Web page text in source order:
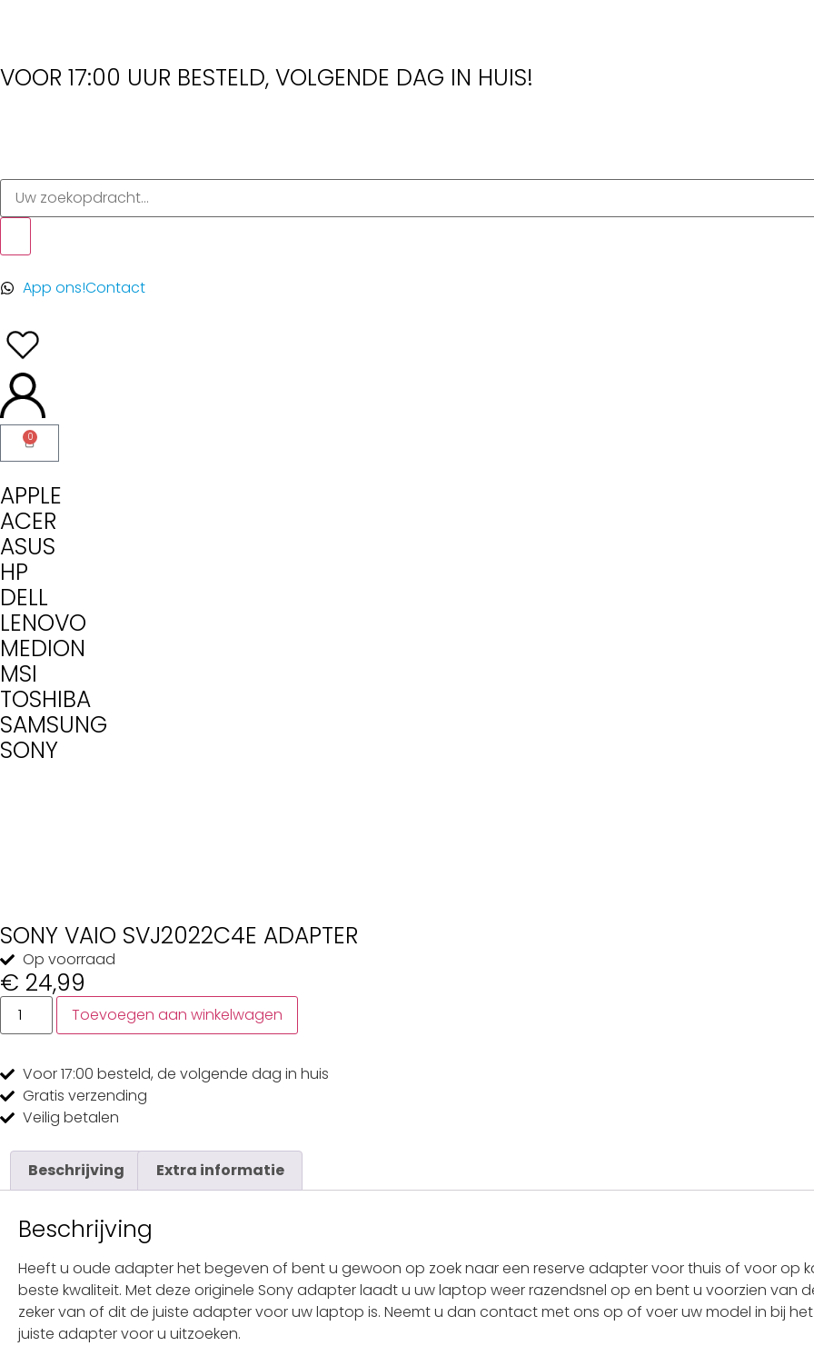
VOOR 17:00 UUR BESTELD, VOLGENDE DAG IN HUIS!
App ons!Contact
0
APPLE
ACER
ASUS
HP
DELL
LENOVO
MEDION
MSI
TOSHIBA
SAMSUNG
SONY
SONY VAIO SVJ2022C4E ADAPTER
Op voorraad
€ 24,99
Toevoegen aan winkelwagen
Voor 17:00 besteld, de volgende dag in huis
Gratis verzending
Veilig betalen
Beschrijving Extra informatie
Beschrijving
Heeft u oude adapter het begeven of bent u gewoon op zoek naar een reserve adapter voor thuis of voor op
beste kwaliteit. Met deze originele Sony adapter laadt u uw laptop weer razendsnel op en bent u voorzien van
zeker van of dit de juiste adapter voor uw laptop is. Neemt u dan contact met ons op of voer uw model in bij
juiste adapter voor u uitzoeken.